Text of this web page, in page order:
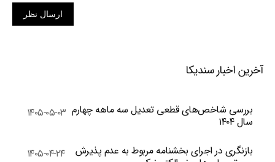
ارسال نظر
آخرین اخبار سندیکا
بررسی شاخص‌های قطعی تعدیل سه ماهه چهارم
سال ۱۴۰۴
۱۴۰۵-۰۵-۰۳
بازنگری در اجرای بخشنامه مربوط به عدم پذیرش
۱۴۰۵-۰۴-۲۴